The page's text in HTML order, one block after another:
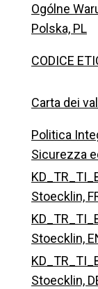
Ogólne
Polska, PL
CODICE
Carta dei
Politica
Sicurezza
Stoecklin,
Stoecklin,
Stoecklin,